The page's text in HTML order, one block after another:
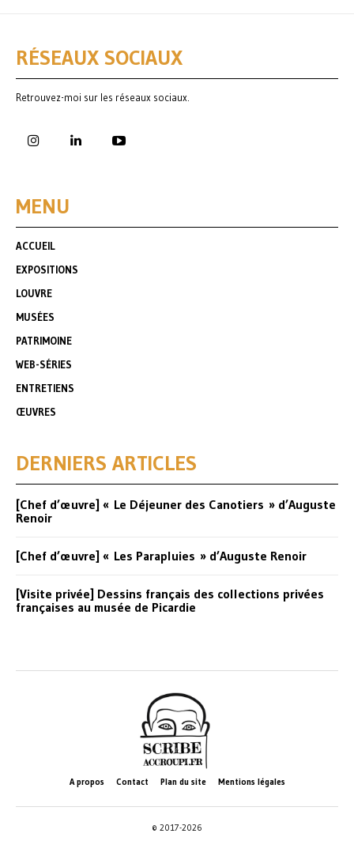
RÉSEAUX SOCIAUX
Retrouvez-moi sur les réseaux sociaux.
MENU
ACCUEIL
EXPOSITIONS
LOUVRE
MUSÉES
PATRIMOINE
WEB-SÉRIES
ENTRETIENS
ŒUVRES
DERNIERS ARTICLES
[Chef d’œuvre] « Le Déjeuner des Canotiers » d’Auguste
Renoir
[Chef d’œuvre] « Les Parapluies » d’Auguste Renoir
[Visite privée] Dessins français des collections privées
françaises au musée de Picardie
A propos Contact Plan du site Mentions légales
© 2017-2026